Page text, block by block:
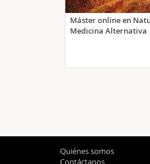
Máster online en
Medicina Alternativa
Quiénes somos
Contáctanos